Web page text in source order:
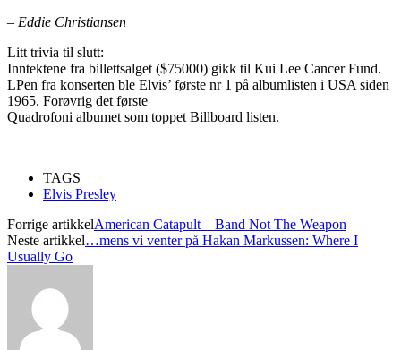
– Eddie Christiansen
Litt trivia til slutt:
Inntektene fra billettsalget ($75000) gikk til Kui Lee Cancer Fund.
LPen fra konserten ble Elvis’ første nr 1 på albumlisten i USA siden
1965. Forøvrig det første
Quadrofoni albumet som toppet Billboard listen.
TAGS
Elvis Presley
Forrige artikkelAmerican Catapult – Band Not The Weapon
Neste artikkel…mens vi venter på Hakan Markussen: Where I
Usually Go